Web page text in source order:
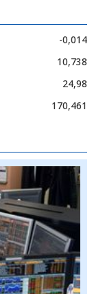
-0,014
10,738
24,98
170,461